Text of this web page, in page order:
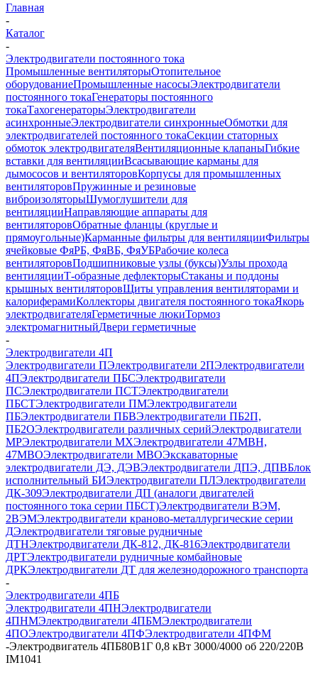
Главная
-
Каталог
-
Электродвигатели постоянного тока
Промышленные вентиляторыОтопительное
оборудованиеПромышленные насосыЭлектродвигатели
постоянного токаГенераторы постоянного
токаТахогенераторыЭлектродвигатели
асинхронныеЭлектродвигатели синхронныеОбмотки для
электродвигателей постоянного токаСекции статорных
обмоток электродвигателяВентиляционные клапаныГибкие
вставки для вентиляцииВсасывающие карманы для
дымососов и вентиляторовКорпусы для промышленных
вентиляторовПружинные и резиновые
виброизоляторыШумоглушители для
вентиляцииНаправляющие аппараты для
вентиляторовОбратные фланцы (круглые и
прямоугольные)Карманные фильтры для вентиляцииФильтры
ячейковые ФяРБ, ФяВБ, ФяУБРабочие колеса
вентиляторовПодшипниковые узлы (буксы)Узлы прохода
вентиляцииТ-образные дефлекторыСтаканы и поддоны
крышных вентиляторовЩиты управления вентиляторами и
калориферамиКоллекторы двигателя постоянного токаЯкорь
электродвигателяГерметичные люкиТормоз
электромагнитныйДвери герметичные
-
Электродвигатели 4П
Электродвигатели ПЭлектродвигатели 2ПЭлектродвигатели
4ПЭлектродвигатели ПБСЭлектродвигатели
ПСЭлектродвигатели ПСТЭлектродвигатели
ПБСТЭлектродвигатели ПМЭлектродвигатели
ПБЭлектродвигатели ПБВЭлектродвигатели ПБ2П,
ПБ2ОЭлектродвигатели различных серийЭлектродвигатели
МРЭлектродвигатели MXЭлектродвигатели 47MBH,
47МВОЭлектродвигатели MBOЭкскаваторные
электродвигатели ДЭ, ДЭВЭлектродвигатели ДПЭ, ДПВБлок
исполнительный БИЭлектродвигатели ПЛЭлектродвигатели
ДК-309Электродвигатели ДП (аналоги двигателей
постоянного тока серии ПБСТ)Электродвигатели ВЭМ,
2ВЭМЭлектродвигатели краново-металлургические серии
ДЭлектродвигатели тяговые рудничные
ДТНЭлектродвигатели ДК-812, ДК-816Электродвигатели
ДРТЭлектродвигатели рудничные комбайновые
ДРКЭлектродвигатели ДТ для железнодорожного транспорта
-
Электродвигатели 4ПБ
Электродвигатели 4ПНЭлектродвигатели
4ПНМЭлектродвигатели 4ПБМЭлектродвигатели
4ПОЭлектродвигатели 4ПФЭлектродвигатели 4ПФМ
-Электродвигатель 4ПБ80В1Г 0,8 кВт 3000/4000 об 220/220В
IM1041